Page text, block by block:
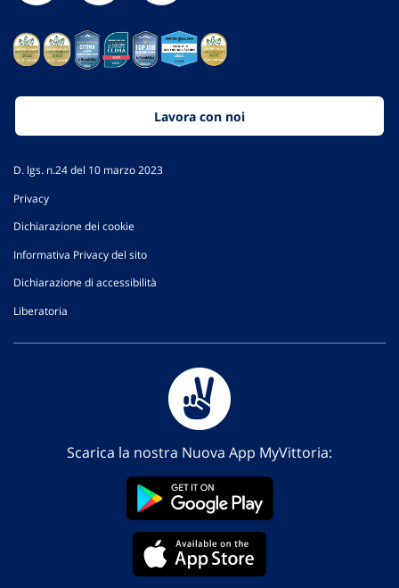
Lavora con noi
D. lgs. n.24 del 10 marzo 2023
Privacy
Dichiarazione dei cookie
Informativa Privacy del sito
Dichiarazione di accessibilità
Liberatoria
Scarica la nostra Nuova App MyVittoria: